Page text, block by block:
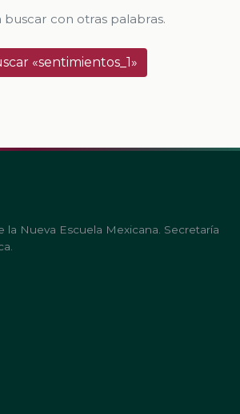
buscar con otras palabras.
«sentimientos_1»
la Nueva Escuela Mexicana. Secretaría